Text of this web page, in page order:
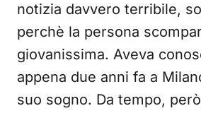
notizia davvero terribile,
perchè la persona
giovanissima. Aveva
appena due anni fa a
suo sogno. Da tempo,